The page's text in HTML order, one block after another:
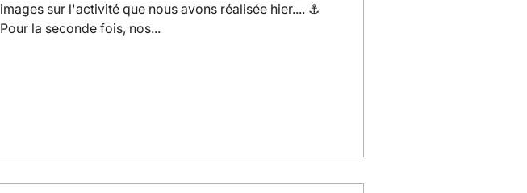
images sur l'activité que nous avons réalisée hier.... ⚓️
Pour la seconde fois, nos...